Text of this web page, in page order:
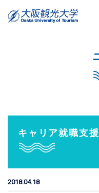
キャリア就職支援
2018.04.18